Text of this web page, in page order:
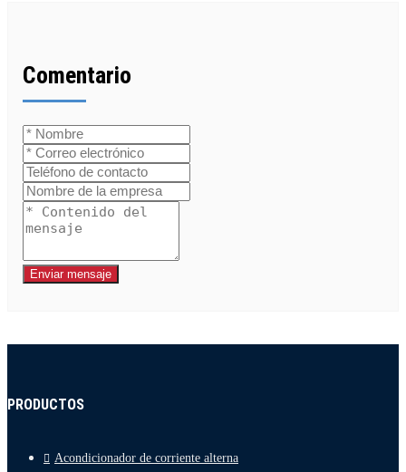
Comentario
Enviar mensaje
PRODUCTOS
Acondicionador de corriente alterna